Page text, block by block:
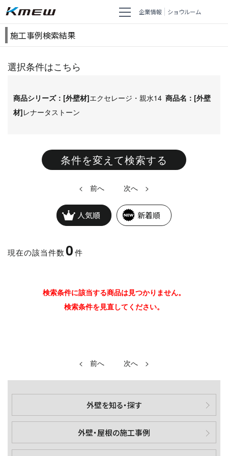
企業情報 ショウルーム
施工事例検索結果
選択条件はこちら
商品シリーズ：[外壁材]エクセレージ・親水14 商品名：[外壁
材]レナータストーン
条件を変えて検索する
< >
人気順 新着順
現在の該当件数0件
検索条件に該当する商品は見つかりません。
検索条件を見直してください。
< >
外壁を知る・探す
外壁・屋根の施工事例